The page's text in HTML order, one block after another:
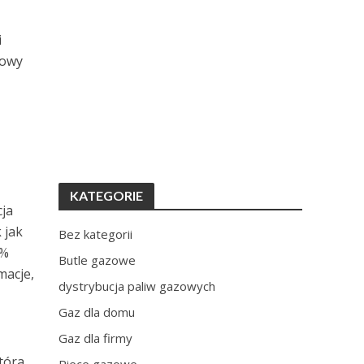
jak
KATEGORIE
Bez kategorii
Butle gazowe
dystrybucja paliw gazowych
Gaz dla domu
Gaz dla firmy